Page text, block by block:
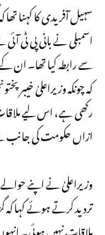
سہیل آفریدی کا کہنا
اسمبلی نے بانی پی ٹی
سے رابطہ کیا تھا۔ ان
کہ چونکہ وزیراعلیٰ
رکھی ہے، اس لیے
ازاں حکومت کی جانب سے
وزیراعلیٰ نے اپنے
تردید کرتے ہوئے کہا